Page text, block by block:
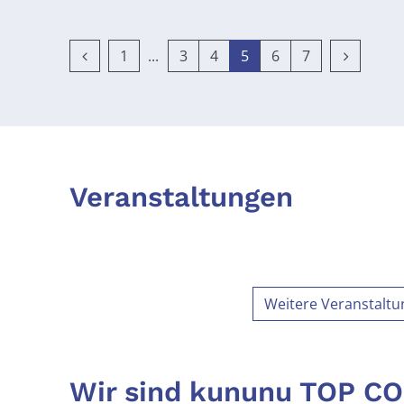
Vorherige Seite
Erste Seite
1 3 4 5 6 7 Nächste
Veranstaltungen
Weitere
Wir sind kununu TOP